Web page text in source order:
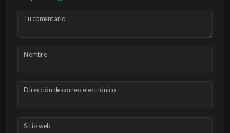
Tu comentario
Nombre
Dirección de correo electrónico
Sitio web